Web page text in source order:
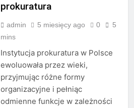
prokuratura
admin 5 miesięcy ago 0
5
mins
Instytucja prokuratura w Polsce
ewoluowała przez wieki,
przyjmując różne formy
organizacyjne i pełniąc
odmienne funkcje w zależności